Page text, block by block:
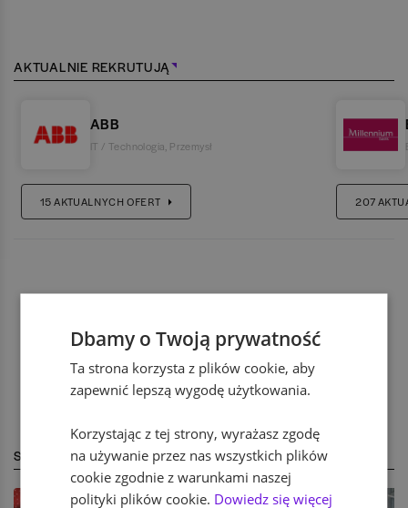
AKTUALNIE REKRUTUJĄ
ABB
IT / Technologia Przemysł
15AKTUALNYCH OFERT 207
STREFA EKSPERTA
Dbamy o Twoją prywatność
Ta strona korzysta z plików cookie, aby
zapewnić lepszą wygodę użytkowania.
Korzystając z tej strony, wyrażasz zgodę
na używanie przez nas wszystkich plików
cookie zgodnie z warunkami naszej
polityki plików cookie. Dowiedz się więcej